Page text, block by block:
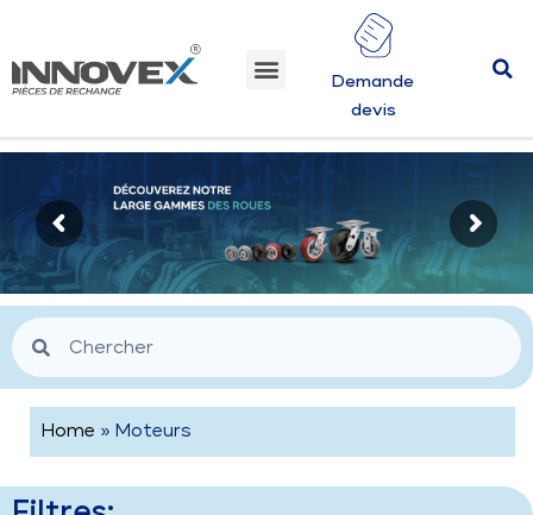
Demande
devis
Home » Moteurs